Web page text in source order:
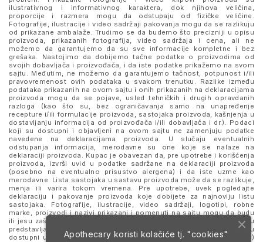
ilustrativnog i informativnog karaktera, dok njihova veličina,
proporcije i razmera mogu da odstupaju od fizičke veličine.
Fotografije, ilustracije i video sadržaji pakovanja mogu da se razlikuju
od prikazane ambalaže. Trudimo se da budemo što precizniji u opisu
proizvoda, prikazanih fotografija, video sadržaja i cena, ali ne
možemo da garantujemo da su sve informacije kompletne i bez
grešaka. Nastojimo da dobijemo tačne podatke o proizvodima od
svojih dobavljača i proizvođača, i da iste podatke prikažemo na svom
sajtu. Međutim, ne možemo da garantujemo tačnost, potpunost i/ili
pravovremenost ovih podataka u svakom trenutku. Razlike između
podataka prikazanih na ovom sajtu i onih prikazanih na deklaracijama
proizvoda mogu da se pojave, usled tehničkih i drugih opravdanih
razloga (kao što su, bez ograničavanja samo na unapređenje
recepture i/ili formulacije proizvoda, sastojaka proizvoda, kašnjenja u
dostavljanju informacija od proizvođača i/ili dobavljača i dr.). Podaci
koji su dostupni i objavljeni na ovom sajtu ne zamenjuju podatke
navedene na deklaracijama proizvoda. U slučaju eventualnih
odstupanja informacija, merodavne su one koje se nalaze na
deklaraciji proizvoda. Kupac je obavezan da, pre upotrebe i korišćenja
proizvoda, izvrši uvid u podatke sadržane na deklaraciji proizvoda
(posebno na eventualno prisustvo alergena) i da iste uzme kao
merodavne. Lista sastojaka u sastavu proizvoda može da se razlikuje,
menja ili varira tokom vremena. Pre upotrebe, uvek pogledajte
deklaraciju i pakovanje proizvoda koje dobijete za najnoviju listu
sastojaka. Fotografije, ilustracije, video sadržaji, logotipi, robne
marke, proizvodi i nazivi prikazani i pomenuti na sajtu mogu da budu
ili jesu zaštitni znaci njihovih kompanija. Proizvodi prikazani na sajtu
predstavljaju deo ponude za poručivanje i ne podrazumeva se da su
dostupni u svakom trenutku. Sve cene su izražene u dinarima (RSD)
Apothecary koristi kolačiće tj. "cookies"